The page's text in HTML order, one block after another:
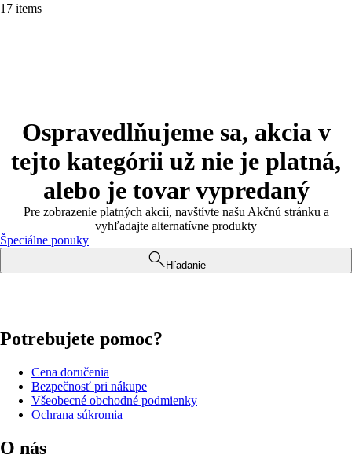
17 items
Ospravedlňujeme sa, akcia v
tejto kategórii už nie je platná,
alebo je tovar vypredaný
Pre zobrazenie platných akcií, navštívte našu Akčnú stránku a
vyhľadajte alternatívne produkty
Špeciálne ponuky
Hľadanie
Potrebujete pomoc?
Cena doručenia
Bezpečnosť pri nákupe
Všeobecné obchodné podmienky
Ochrana súkromia
O nás